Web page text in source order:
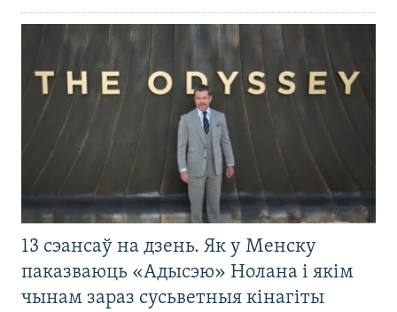
13 сэансаў на дзень. Як у Менску
паказваюць «Адысэю» Нолана і якім
чынам зараз сусьветныя кінагіты